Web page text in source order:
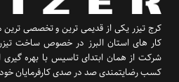
کرج تیزر یکی از قدیمی ترین و تخصصی
کار های استان البرز در خصوص ساخت
شرکت از همان ابتدای تاسیس با بهره گیری
کسب رضایتمندی صد در صدی کارفرمایان